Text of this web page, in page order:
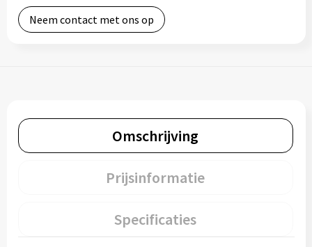
Neem contact met ons op
Omschrijving
Prijsinformatie
Specificaties